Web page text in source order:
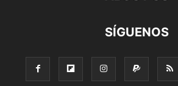
SÍGUENOS